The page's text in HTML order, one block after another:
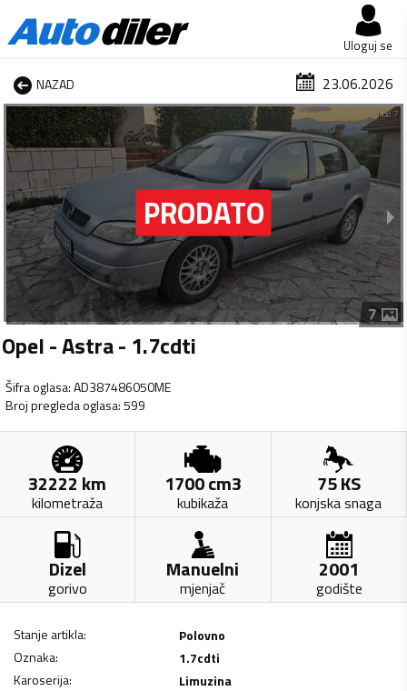
Uloguj se
NAZAD 23.06.2026
1 od 7
7
Opel - Astra - 1.7cdti
Šifra oglasa:AD387486050ME
Broj pregleda oglasa:599
32222 km
kilometraža
1700cm3
kubikaža
75KS
konjska snaga
Dizel
gorivo
Manuelni
mjenjač
2001
godište
Stanje artikla:
Polovno
Oznaka:
1.7cdti
Karoserija:
Limuzina